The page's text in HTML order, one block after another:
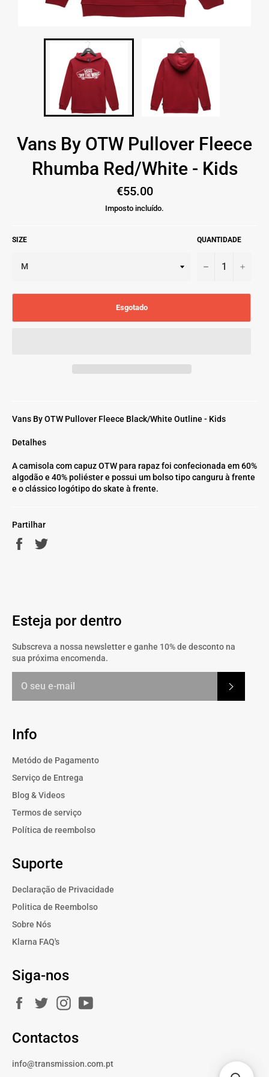
Vans By OTW Pullover Fleece
Rhumba Red/White - Kids
Preço
normal
€55.00
Imposto incluído.
SIZE QUANTIDADE
− +
Esgotado
Vans By OTW Pullover Fleece Black/White Outline - Kids
Detalhes
A camisola com capuz OTW para rapaz foi confecionada em 60%
algodão e 40% poliéster e possui um bolso tipo canguru à frente
e o clássico logótipo do skate à frente.
Partilhar
Partilhe
Esteja por dentro
Subscreva a nossa newsletter e ganhe 10% de desconto na
sua próxima encomenda.
Info
Metódo de Pagamento
Serviço de Entrega
Blog & Videos
Termos de serviço
Política de reembolso
Suporte
Declaração de Privacidade
Politica de Reembolso
Sobre Nós
Klarna FAQ's
Siga-nos
FacebookTwitterInstagram
Contactos
info@transmission.com.pt